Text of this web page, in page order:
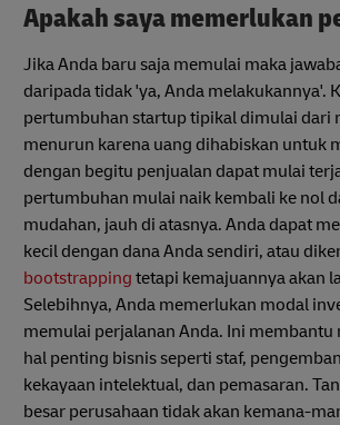
Apakah saya memerlukan
Jika Anda baru saja memulai maka
daripada tidak 'ya, Anda melakukannya'.
pertumbuhan startup tipikal dimulai dari
menurun karena uang dihabiskan untuk
dengan begitu penjualan dapat mulai
pertumbuhan mulai naik kembali ke nol
mudahan, jauh di atasnya. Anda dapat
kecil dengan dana Anda sendiri, atau
bootstrapping tetapi kemajuannya akan
Selebihnya, Anda memerlukan modal
memulai perjalanan Anda. Ini
hal penting bisnis seperti staf,
kekayaan intelektual, dan pemasaran.
besar perusahaan tidak akan kemana-